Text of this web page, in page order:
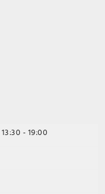
13:30 - 19:00